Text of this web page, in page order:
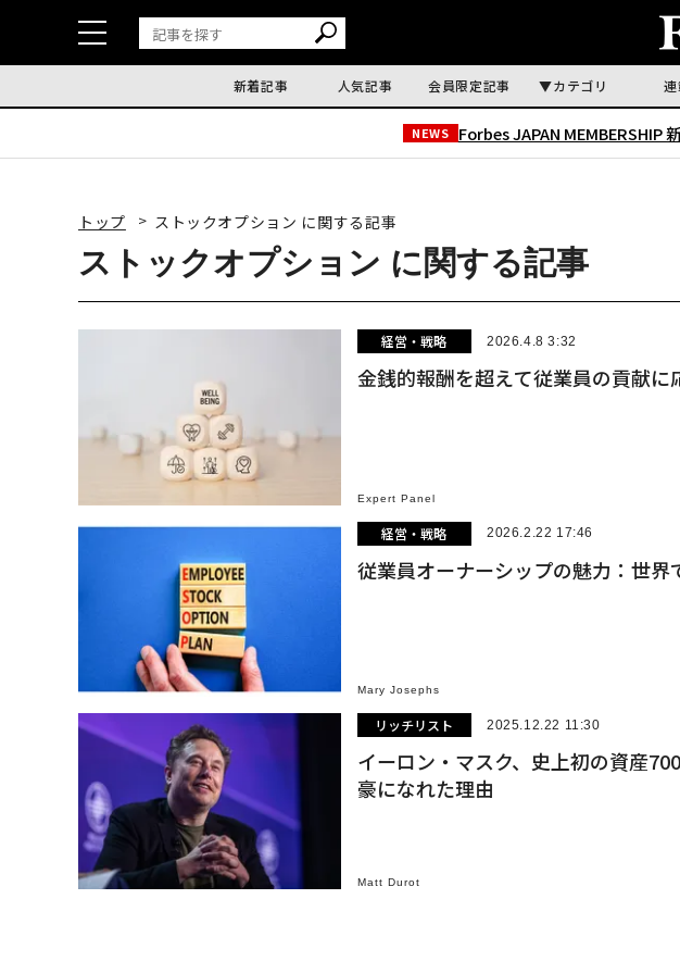
新着記事 人気記事 会員限定記事 カテゴリ
NEWS Forbes JAPAN MEMBERSHIP
トップ ストックオプション に関する記事
ストックオプション に関する記事
経営・戦略 2026.4.8 3:32
金銭的報酬を超えて従業員の貢献に
Expert Panel
経営・戦略 2026.2.22 17:46
従業員オーナーシップの魅力：世界
Mary Josephs
リッチリスト 2025.12.22 11:30
イーロン・マスク、史上初の資産
豪になれた理由
Matt Durot